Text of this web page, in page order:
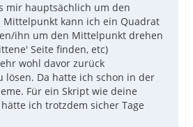
mir hauptsächlich um den
kann ich ein Quadrat
ihn um den Mittelpunkt drehen
Seite finden, etc)
wohl davor zurück
lösen. Da hatte ich schon in der
Für ein Skript wie deine
hätte ich trotzdem sicher Tage